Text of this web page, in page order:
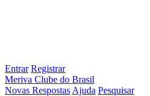
Entrar Registrar
Meriva Clube do Brasil
Novas Respostas Ajuda Pesquisar